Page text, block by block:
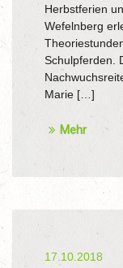
Herbstferien
Wefelnberg
Schulpferden.
Marie […]
Mehr
17.10.2018